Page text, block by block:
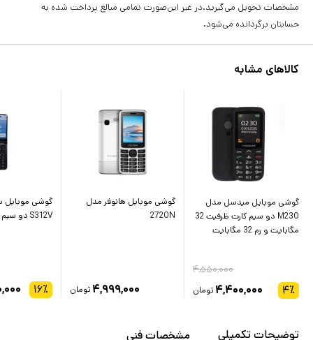
مشخصات تحویل می‌گیرید.در غیر این‌صورت تمامی مبالغ پرداخت شده به
حسابتان برگردانده می‌شود.
کالاهای مشابه
گوشی موبایل میدسل مدل
M230 دو سیم کارت ظرفیت 32
مگابایت و رم 32 مگابایت
۴٪
۴,۵۵۰,۰۰۰
۴,۴۰۰,۰۰۰ تومان
گوشی موبایل هانوفر مدل
2720N
۴,۹۹۹,۰۰۰ تومان
گوشی موبایل
S312V دو سیم کارت
۱۶٪
توضیحات تکمیلی مشخصات فنی